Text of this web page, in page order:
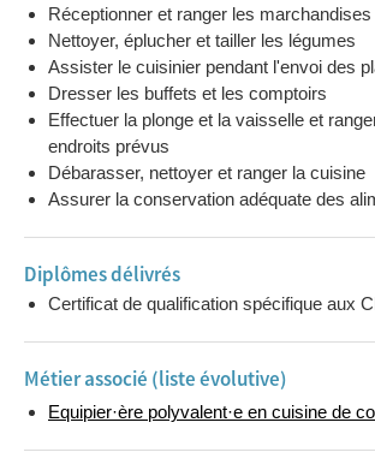
Réceptionner et ranger les marchandises
Nettoyer, éplucher et tailler les légumes
Assister le cuisinier pendant l'envoi des
Dresser les buffets et les comptoirs
Effectuer la plonge et la vaisselle et
endroits prévus
Débarasser, nettoyer et ranger la cuisine
Assurer la conservation adéquate des
Diplômes délivrés
Certificat de qualification spécifique aux
Métier associé (liste évolutive)
Equipier·ère polyvalent·e en cuisine de